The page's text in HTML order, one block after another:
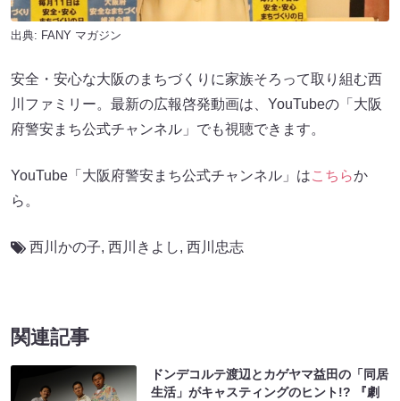
出典: FANY マガジン
安全・安心な大阪のまちづくりに家族そろって取り組む西
川ファミリー。最新の広報啓発動画は、YouTubeの「大阪
府警安まち公式チャンネル」でも視聴できます。
YouTube「大阪府警安まち公式チャンネル」はこちらか
ら。
西川かの子, 西川きよし, 西川忠志
関連記事
ドンデコルテ渡辺とカゲヤマ益田の「同居
生活」がキャスティングのヒント!? 『劇